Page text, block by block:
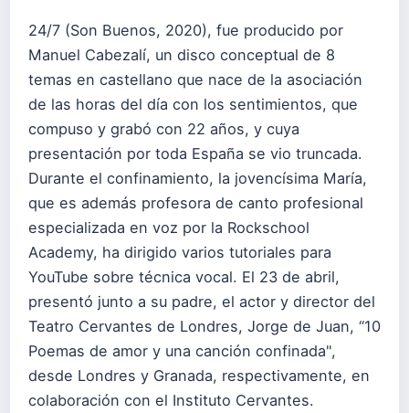
24/7 (Son Buenos, 2020), fue producido por
Manuel Cabezalí, un disco conceptual de 8
temas en castellano que nace de la asociación
de las horas del día con los sentimientos, que
compuso y grabó con 22 años, y cuya
presentación por toda España se vio truncada.
Durante el confinamiento, la jovencísima María,
que es además profesora de canto profesional
especializada en voz por la Rockschool
Academy, ha dirigido varios tutoriales para
YouTube sobre técnica vocal. El 23 de abril,
presentó junto a su padre, el actor y director del
Teatro Cervantes de Londres, Jorge de Juan, “10
Poemas de amor y una canción confinada",
desde Londres y Granada, respectivamente, en
colaboración con el Instituto Cervantes.